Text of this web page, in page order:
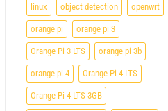
linux object detection openwrt
orange pi orange pi 3
Orange Pi 3 LTS orange pi 3b
orange pi 4 Orange Pi 4 LTS
Orange Pi 4 LTS 3GB